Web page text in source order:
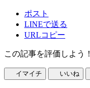
ポスト
LINEで送る
URLコピー
この記事を評価しよう！
イマイチ いいね